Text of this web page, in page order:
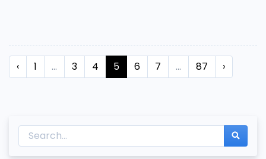
‹ 1 ... 3 4 5 6 7 ... 87 ›